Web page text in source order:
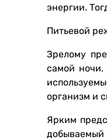
энергии.
Питьевой
Зрелому
самой
организм и
Ярким
добываемый